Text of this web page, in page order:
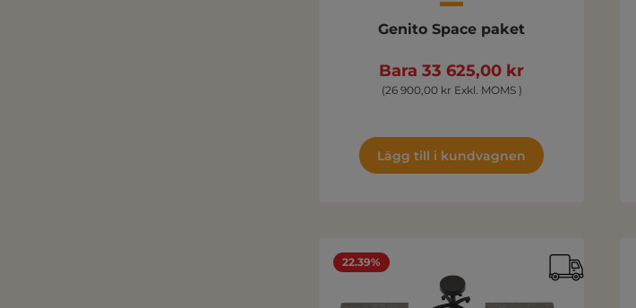
Genito Space paket
Bara 33 625,00 kr
(26 900,00 kr Exkl. MOMS )
Lägg till i kundvagnen
22.39%